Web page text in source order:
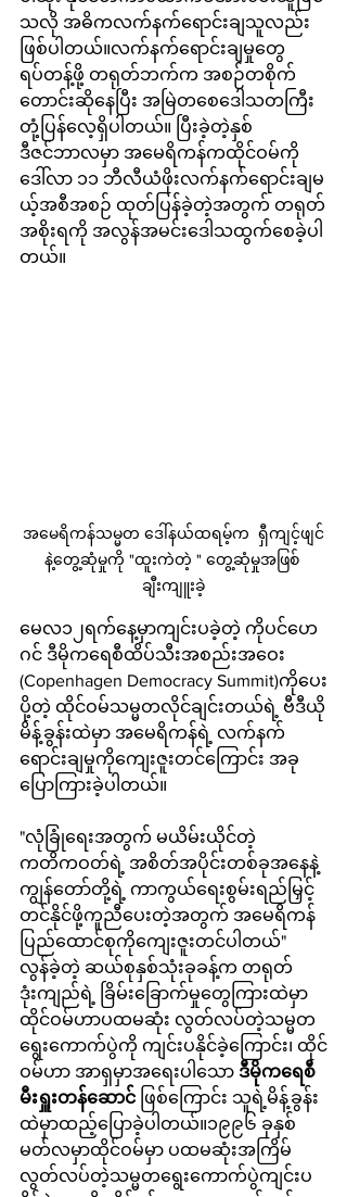
သလို အဓိကလက်နက်ရောင်းချသူလည်း
ဖြစ်ပါတယ်။လက်နက်ရောင်းချမှုတွေ
ရပ်တန့်ဖို့ တရုတ်ဘက်က အစဉ်တစိုက်
တောင်းဆိုနေပြီး အမြဲတစေဒေါသတကြီး
တုံ့ပြန်လေ့ရှိပါတယ်။ ပြီးခဲ့တဲ့နှစ်
ဒီဇင်ဘာလမှာ အမေရိကန်ကထိုင်ဝမ်ကို
ဒေါ်လာ ၁၁ ဘီလီယံဖိုးလက်နက်ရောင်းချမ
ယ့်အစီအစဉ် ထုတ်ပြန်ခဲ့တဲ့အတွက် တရုတ်
အစိုးရကို အလွန်အမင်းဒေါသထွက်စေခဲ့ပါ
တယ်။
အမေရိကန်သမ္မတ ဒေါ်နယ်ထရမ့်က  ရှီကျင့်ဖျင်
နဲ့တွေ့ဆုံမှုကို "ထူးကဲတဲ့ " တွေ့ဆုံမှုအဖြစ်
ချီးကျူးခဲ့
မေလ၁၂ရက်နေ့မှာကျင်းပခဲ့တဲ့ ကိုပင်ဟေ
ဂင် ဒီမိုကရေစီထိပ်သီးအစည်းအဝေး
(Copenhagen Democracy Summit)ကိုပေး
ပို့တဲ့ ထိုင်ဝမ်သမ္မတလိုင်ချင်းတယ်ရဲ့ ဗီဒီယို
မိန့်ခွန်းထဲမှာ အမေရိကန်ရဲ့ လက်နက်
ရောင်းချမှုကိုကျေးဇူးတင်ကြောင်း အခု
ပြောကြားခဲ့ပါတယ်။
"လုံခြုံရေးအတွက် မယိမ်းယိုင်တဲ့
ကတိကဝတ်ရဲ့ အစိတ်အပိုင်းတစ်ခုအနေနဲ့
ကျွန်တော်တို့ရဲ့ ကာကွယ်ရေးစွမ်းရည်မြှင့်
တင်နိုင်ဖို့ကူညီပေးတဲ့အတွက် အမေရိကန်
ပြည်ထောင်စုကိုကျေးဇူးတင်ပါတယ်"
လွန်ခဲ့တဲ့ ဆယ်စုနှစ်သုံးခုခန့်က တရုတ်
ဒုံးကျည်ရဲ့ ခြိမ်းခြောက်မှုတွေကြားထဲမှာ
ထိုင်ဝမ်ဟာပထမဆုံး လွတ်လပ်တဲ့သမ္မတ
ရွေးကောက်ပွဲကို ကျင်းပနိုင်ခဲ့ကြောင်း၊ ထိုင်
ဝမ်ဟာ အာရှမှာအရေးပါသော ဒီမိုကရေစီ
မီးရှူးတန်ဆောင် ဖြစ်ကြောင်း သူရဲ့မိန့်ခွန်း
ထဲမှာထည့်ပြောခဲ့ပါတယ်။၁၉၉၆ ခုနှစ်
မတ်လမှာထိုင်ဝမ်မှာ ပထမဆုံးအကြိမ်
လွတ်လပ်တဲ့သမ္မတရွေးကောက်ပွဲကျင်းပ